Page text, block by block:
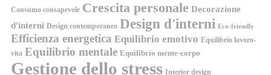
Consumo consapevole Crescita personale Decorazione
d'interni Design contemporaneo Design d'interni Eco-friendly
Efficienza energetica Equilibrio emotivo Equilibrio lavoro-
vita Equilibrio mentale Equilibrio mente-corpo
Gestione dello stress Interior design